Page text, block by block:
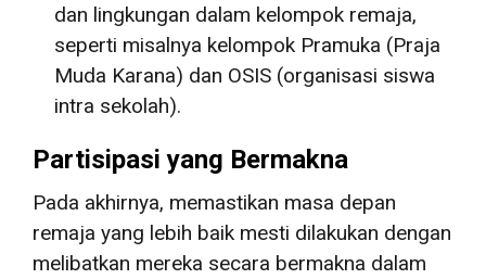
dan lingkungan dalam kelompok remaja,
seperti misalnya kelompok Pramuka (Praja
Muda Karana) dan OSIS (organisasi siswa
intra sekolah).
Partisipasi yang Bermakna
Pada akhirnya, memastikan masa depan
remaja yang lebih baik mesti dilakukan dengan
melibatkan mereka secara bermakna dalam